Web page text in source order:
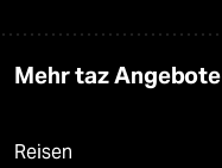
Mehr taz Angebote
Reisen